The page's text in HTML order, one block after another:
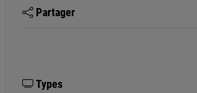
Partager
Types